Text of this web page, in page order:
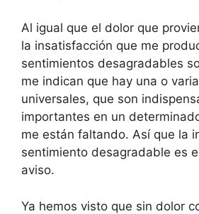
Al igual que el dolor que
la insatisfacción que me
sentimientos desagradables
me indican que hay una o
universales, que son
importantes en un
me están faltando. Así que la
sentimiento desagradable es
aviso.
Ya hemos visto que sin dolor